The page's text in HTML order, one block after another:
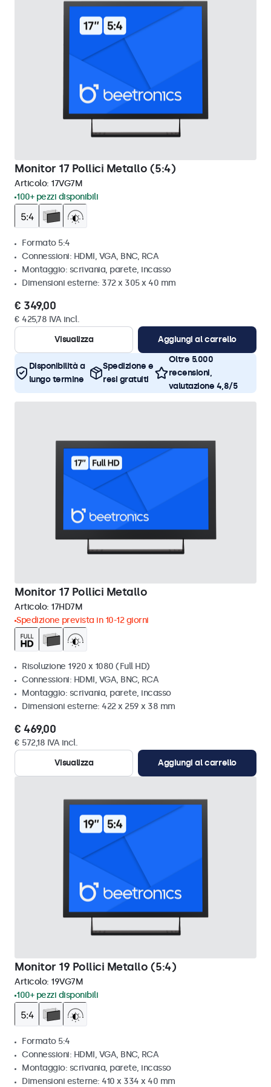
Monitor 17 Pollici Metallo (5:4)
Articolo: 17VG7M
100+ pezzi disponibili
Formato 5:4
Connessioni: HDMI, VGA, BNC, RCA
Montaggio: scrivania, parete, incasso
Dimensioni esterne: 372 x 305 x 40 mm
€ 349,00
€ 425,78 IVA incl.
Visualizza
Aggiungi al carrello
Disponibilità a
lungo termine
Spedizione e
resi gratuiti
Oltre 5.000
recensioni,
valutazione 4,8/5
Monitor 17 Pollici Metallo
Articolo: 17HD7M
Spedizione prevista in 10-12 giorni
Risoluzione 1920 x 1080 (Full HD)
Connessioni: HDMI, VGA, BNC, RCA
Montaggio: scrivania, parete, incasso
Dimensioni esterne: 422 x 259 x 38 mm
€ 469,00
€ 572,18 IVA incl.
Visualizza
Aggiungi al carrello
Monitor 19 Pollici Metallo (5:4)
Articolo: 19VG7M
100+ pezzi disponibili
Formato 5:4
Connessioni: HDMI, VGA, BNC, RCA
Montaggio: scrivania, parete, incasso
Dimensioni esterne: 410 x 334 x 40 mm